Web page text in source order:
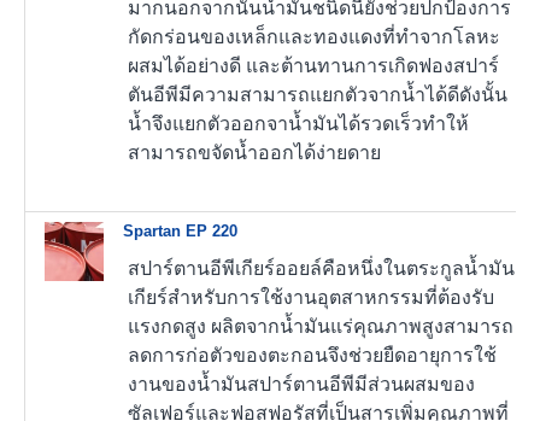
มากนอกจากนั้นน้ำมันชนิดนี้ยังช่วยปกป้องการ
กัดกร่อนของเหล็กและทองแดงที่ทำจากโลหะ
ผสมได้อย่างดี และต้านทานการเกิดฟองสปาร์
ตันอีพีมีความสามารถแยกตัวจากน้ำได้ดีดังนั้น
น้ำจึงแยกตัวออกจาน้ำมันได้รวดเร็วทำให้
สามารถขจัดน้ำออกได้ง่ายดาย
Spartan EP 220
สปาร์ตานอีพีเกียร์ออยล์คือหนึ่งในตระกูลน้ำมัน
เกียร์สำหรับการใช้งานอุตสาหกรรมที่ต้องรับ
แรงกดสูง ผลิตจากน้ำมันแร่คุณภาพสูงสามารถ
ลดการก่อตัวของตะกอนจึงช่วยยืดอายุการใช้
งานของน้ำมันสปาร์ตานอีพีมีส่วนผสมของ
ซัลเฟอร์และฟอสฟอรัสที่เป็นสารเพิ่มคุณภาพที่